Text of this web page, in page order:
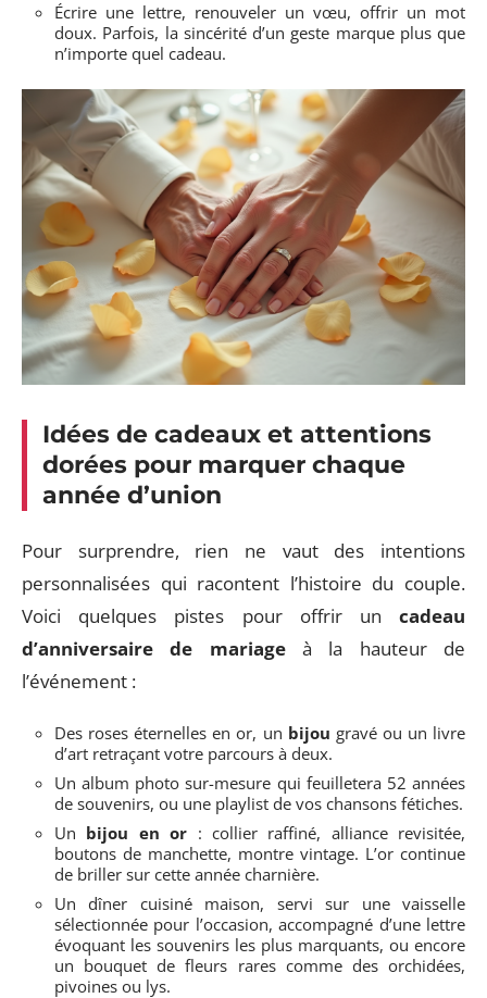
Écrire une lettre, renouveler un vœu, offrir un mot
doux. Parfois, la sincérité d’un geste marque plus que
n’importe quel cadeau.
Idées de cadeaux et attentions
dorées pour marquer chaque
année d’union
Pour surprendre, rien ne vaut des intentions
personnalisées qui racontent l’histoire du couple.
Voici quelques pistes pour offrir un cadeau
d’anniversaire de mariageà la hauteur de
l’événement :
Des roses éternelles en or, un bijou gravé ou un livre
d’art retraçant votre parcours à deux.
Un album photo sur-mesure qui feuilletera 52 années
de souvenirs, ou une playlist de vos chansons fétiches.
Un bijou en or : collier raffiné, alliance revisitée,
boutons de manchette, montre vintage. L’or continue
de briller sur cette année charnière.
Un dîner cuisiné maison, servi sur une vaisselle
sélectionnée pour l’occasion, accompagné d’une lettre
évoquant les souvenirs les plus marquants, ou encore
un bouquet de fleurs rares comme des orchidées,
pivoines ou lys.